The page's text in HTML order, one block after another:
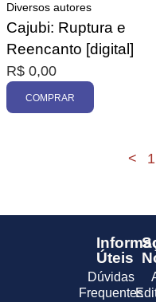
Diversos autores
Cajubi: Ruptura e
Reencanto [digital]
R$ 0,00
COMPRAR
< 1
Úteis
Dúvidas
Frequentes